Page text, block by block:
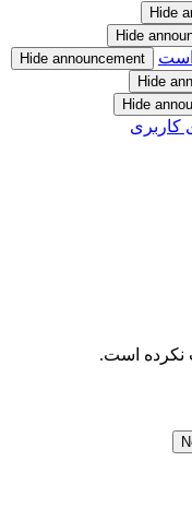
Hide
Hide
است Hide announcement
Hide
Hide
کاربری
نکرده است.